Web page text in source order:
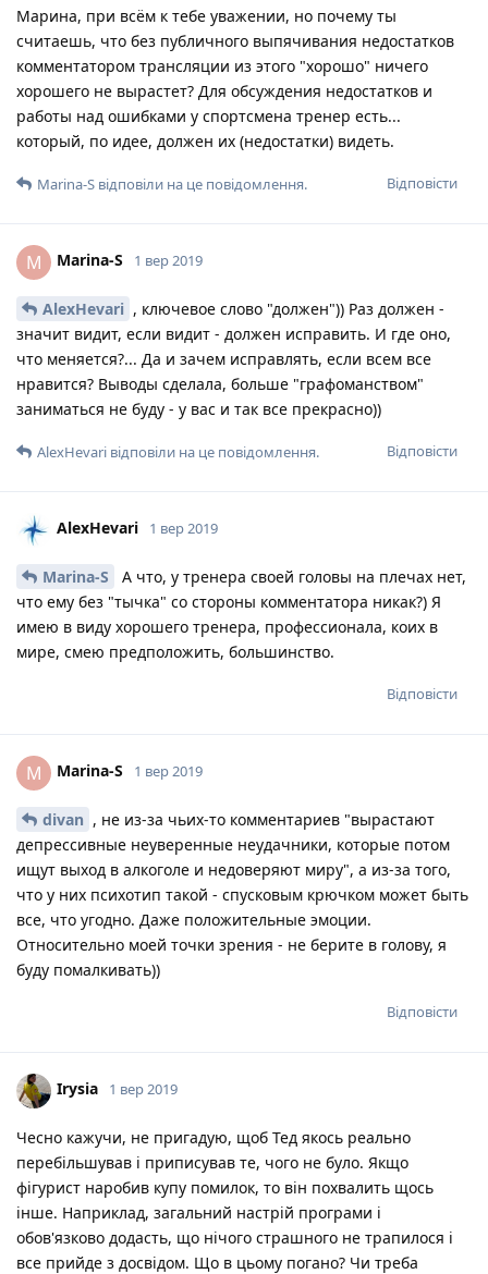
Марина, при всём к тебе уважении, но почему ты
считаешь, что без публичного выпячивания недостатков
комментатором трансляции из этого "хорошо" ничего
хорошего не вырастет? Для обсуждения недостатков и
работы над ошибками у спортсмена тренер есть...
который, по идее, должен их (недостатки) видеть.
Відповісти
Marina-S відповіли на це повідомлення.
M Marina-S 1 вер 2019
AlexHevari , ключевое слово "должен")) Раз должен -
значит видит, если видит - должен исправить. И где оно,
что меняется?... Да и зачем исправлять, если всем все
нравится? Выводы сделала, больше "графоманством"
заниматься не буду - у вас и так все прекрасно))
Відповісти
AlexHevari відповіли на це повідомлення.
AlexHevari 1 вер 2019
Marina-S
А что, у тренера своей головы на плечах нет,
что ему без "тычка" со стороны комментатора никак?) Я
имею в виду хорошего тренера, профессионала, коих в
мире, смею предположить, большинство.
Відповісти
M Marina-S 1 вер 2019
divan , не из-за чьих-то комментариев "вырастают
депрессивные неуверенные неудачники, которые потом
ищут выход в алкоголе и недоверяют миру", а из-за того,
что у них психотип такой - спусковым крючком может быть
все, что угодно. Даже положительные эмоции.
Относительно моей точки зрения - не берите в голову, я
буду помалкивать))
Відповісти
Irysia 1 вер 2019
Чесно кажучи, не пригадую, щоб Тед якось реально
перебільшував і приписував те, чого не було. Якщо
фігурист наробив купу помилок, то він похвалить щось
інше. Наприклад, загальний настрій програми і
обов'язково додасть, що нічого страшного не трапилося і
все прийде з досвідом. Що в цьому погано? Чи треба